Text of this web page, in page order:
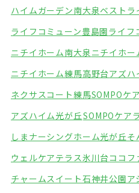
ハイムガーデン南大泉ベストラ
ライフコミューン豊島園ライフ
ニチイホーム南大泉ニチイホー
ニチイホーム練馬高野台アズハ
ネクサスコート練馬SOMPOケ
アズハイム光が丘SOMPOケア
しまナーシングホーム光が丘そ
ウェルケアテラス氷川台ココフ
チャームスイート石神井公園ア